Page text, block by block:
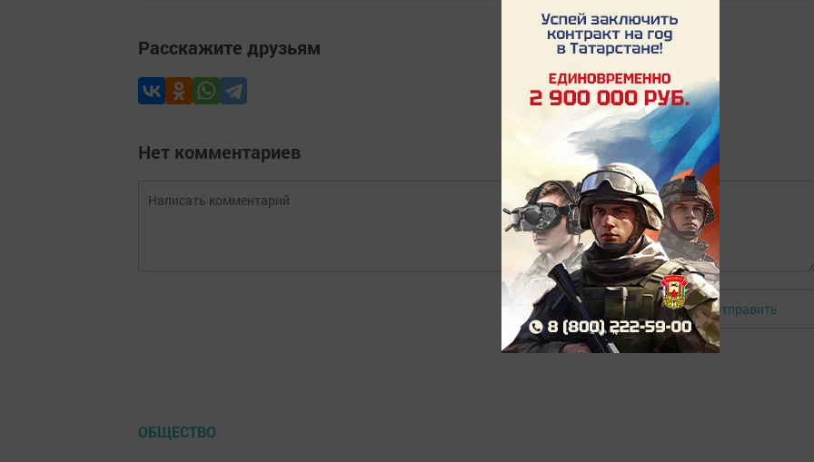
Расскажите друзьям
Нет комментариев
Авторизоваться Отправить
ОБЩЕСТВО